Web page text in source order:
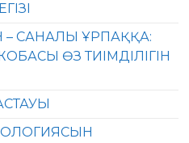
САНАЛЫ ҰРПАҚҚА:
ӨЗ ТИІМДІЛІГІН